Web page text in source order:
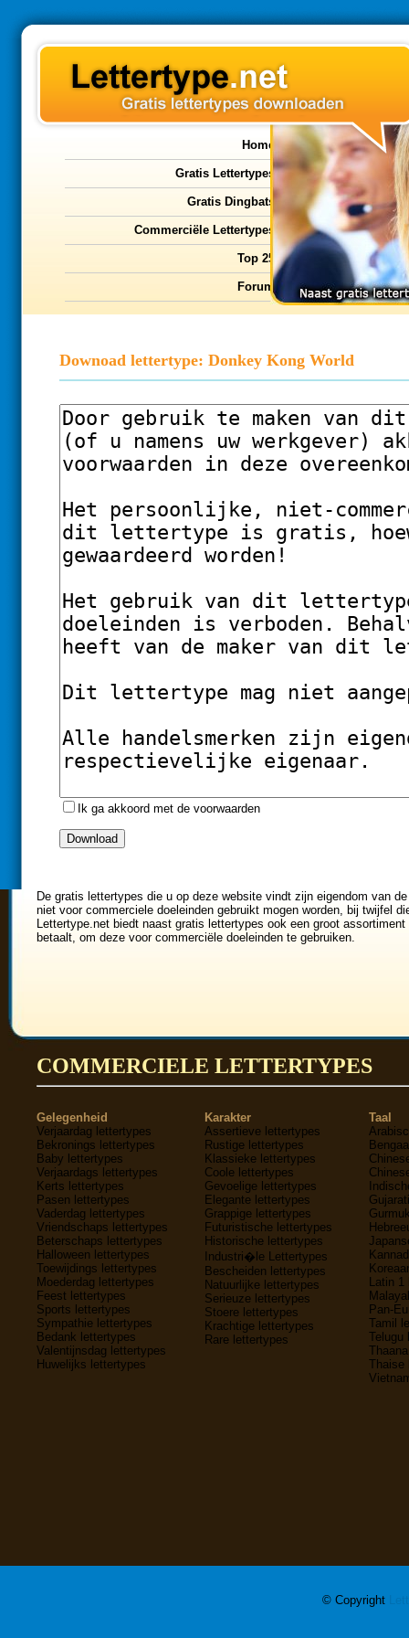
Home
Gratis Lettertypes
Gratis Dingbats
Commerciële Lettertypes
Top 25
Forum
Downoad lettertype: Donkey Kong World
Ik ga akkoord met de voorwaarden
De gratis lettertypes die u op deze website vindt zijn eigendom van
niet voor commerciele doeleinden gebruikt mogen worden, bij twijfel
Lettertype.net biedt naast gratis lettertypes ook een groot
betaalt, om deze voor commerciële doeleinden te gebruiken.
COMMERCIELE LETTERTYPES
Gelegenheid
Verjaardag lettertypes
Bekronings lettertypes
Baby lettertypes
Verjaardags lettertypes
Kerts lettertypes
Pasen lettertypes
Vaderdag lettertypes
Vriendschaps lettertypes
Beterschaps lettertypes
Halloween lettertypes
Toewijdings lettertypes
Moederdag lettertypes
Feest lettertypes
Sports lettertypes
Sympathie lettertypes
Bedank lettertypes
Valentijnsdag lettertypes
Huwelijks lettertypes
Karakter
Assertieve lettertypes
Rustige lettertypes
Klassieke lettertypes
Coole lettertypes
Gevoelige lettertypes
Elegante lettertypes
Grappige lettertypes
Futuristische lettertypes
Historische lettertypes
Industri�le Lettertypes
Bescheiden lettertypes
Natuurlijke lettertypes
Serieuze lettertypes
Stoere lettertypes
Krachtige lettertypes
Rare lettertypes
Taal
Latin 1
Pan-
Tamil
Telugu
Thaise
© Copyright